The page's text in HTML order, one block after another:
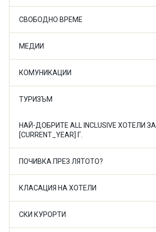
СВОБОДНО ВРЕМЕ
МЕДИИ
КОМУНИКАЦИИ
ТУРИЗЪМ
НАЙ-ДОБРИТЕ ALL INCLUSIVE ХОТЕЛИ ЗА
[CURRENT_YEAR] Г.
ПОЧИВКА ПРЕЗ ЛЯТОТО?
КЛАСАЦИЯ НА ХОТЕЛИ
СКИ КУРОРТИ